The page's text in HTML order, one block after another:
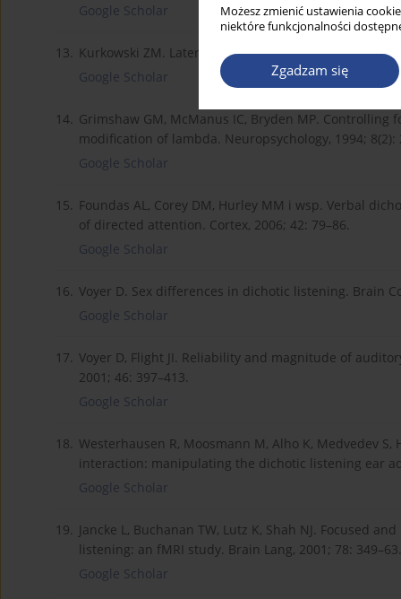
Możesz zmienić ustawienia
niektóre funkcjonalności
Zgadzam się
Google Scholar
13. Kurkowski ZM. Lateralizacja słuchowa a zaburzenia
Google Scholar
14. Grimshaw GM, McManus IC, Bryden MP.
modification of lambda. Neuropsychology, 1994; 8(2):
Google Scholar
15. Foundas AL, Corey DM, Hurley MM i wsp. Verbal
of directed attention. Cortex, 2006; 42: 79–86.
Google Scholar
16. Voyer D. Sex differences in dichotic listening. Brain
Google Scholar
17. Voyer D, Flight JI. Reliability and magnitude of
2001; 46: 397–413.
Google Scholar
18. Westerhausen R, Moosmann M, Alho K, Medvedev
interaction: manipulating the dichotic listening ear
Google Scholar
19. Jancke L, Buchanan TW, Lutz K, Shah NJ. Focused
listening: an fMRI study. Brain Lang, 2001; 78: 349–63.
Google Scholar